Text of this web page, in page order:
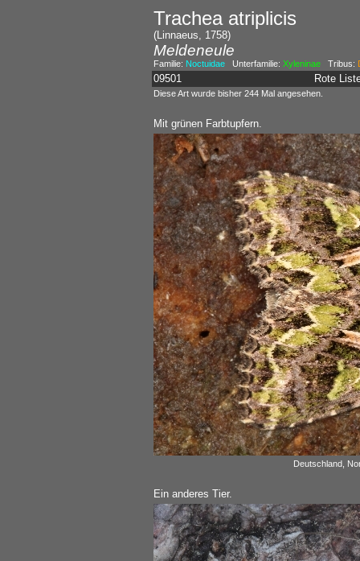
Trachea atriplicis
(Linnaeus, 1758)
Meldeneule
Familie: NoctuidaeUnterfamilie: XyleninaeTribus:
09501 Rote
Diese Art wurde bisher 244 Mal angesehen.
Mit grünen Farbtupfern.
Deutschland,
Ein anderes Tier.